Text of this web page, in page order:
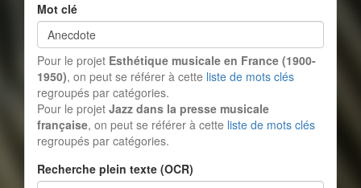
Mot clé
Pour le projet Esthétique musicale en France (1900-
1950), on peut se référer à cette liste de mots clés
regroupés par catégories.
Pour le projet Jazz dans la presse musicale
française, on peut se référer à cette liste de mots clés
regroupés par catégories.
Recherche plein texte (OCR)